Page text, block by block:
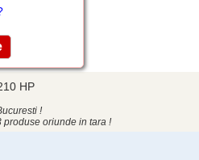
HP
!
produse oriunde in tara !